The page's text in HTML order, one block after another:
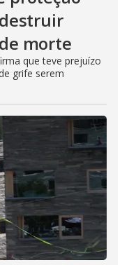
morte
que teve prejuízo
grife serem